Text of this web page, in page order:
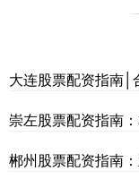
大连股票配资指南│
崇左股票配资指南
郴州股票配资指南